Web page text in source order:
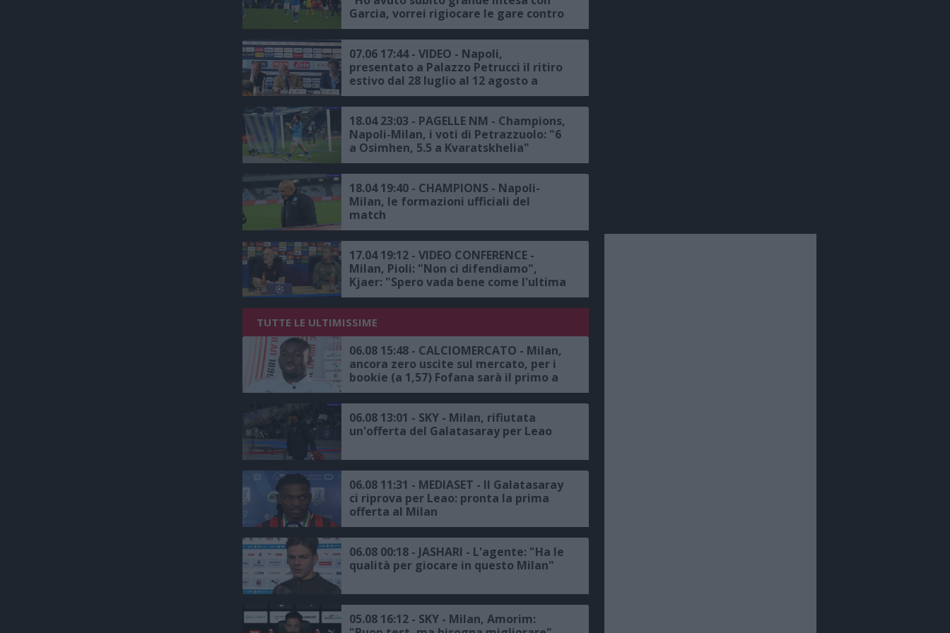
Garcia, vorrei rigiocare le gare contro
il Milan, dopo la vittoria contro la
Roma abbiamo capito che avremmo
vinto lo Scudetto, campionato o
Champions League? Tutti e due"
07.06 17:44 - VIDEO - Napoli,
presentato a Palazzo Petrucci il ritiro
estivo dal 28 luglio al 12 agosto a
Castel di Sangro, ADL: "Nuovo
allenatore? Sto facendo delle
interviste, entro il 27 giugno si saprà,
siamo passati a 40 nomi, noi non
vendiamo nessuno, Italiano? E' in un
club di amici, il 4-0 col Milan tra le
serate piu' brutte degli ultimi 18
anni"
18.04 23:03 - PAGELLE NM - Champions,
Napoli-Milan, i voti di Petrazzuolo: "6
a Osimhen, 5.5 a Kvaratskhelia"
18.04 19:40 - CHAMPIONS - Napoli-
Milan, le formazioni ufficiali del
match
17.04 19:12 - VIDEO CONFERENCE -
Milan, Pioli: "Non ci difendiamo",
Kjaer: "Spero vada bene come l'ultima
volta"
TUTTE LE ULTIMISSIME
06.08 15:48 - CALCIOMERCATO - Milan,
ancora zero uscite sul mercato, per i
bookie (a 1,57) Fofana sarà il primo a
salutare
06.08 13:01 - SKY - Milan, rifiutata
un'offerta del Galatasaray per Leao
06.08 11:31 - MEDIASET - Il Galatasaray
ci riprova per Leao: pronta la prima
offerta al Milan
06.08 00:18 - JASHARI - L'agente: "Ha le
qualità per giocare in questo Milan"
05.08 16:12 - SKY - Milan, Amorim: